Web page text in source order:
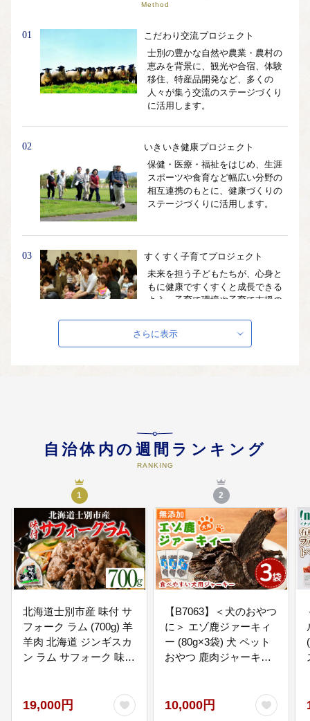
Method
01
こだわり交流プロジェクト
士別の豊かな自然や農業・農村の
恵みを背景に、観光や合宿、体験
移住、特産品開発など、多くの
人々が集う交流のステージづくり
に活用します。
02
いきいき健康プロジェクト
保健・医療・福祉をはじめ、生涯
スポーツや食育など幅広い分野の
相互連携のもとに、健康づくりの
ステージづくりに活用します。
03
すくすく子育てプロジェクト
未来を担う子どもたちが、心身と
もに健康ですくすくと成長できる
よう、子育て環境や子育て支援の
魅力ある農業の確立と活力あふれ
る農村づくり、賑わいのある商業
空間の形成、生産者・事業者・消
費者の相互理解と連携促進など、
はつらつとした産業の育成に活用
します。
寄付者が直接「福島県川内村応援
かえる基金」を指定することはで
きませんが、指定事業なしを選択
された場合は、1から5までのいず
さらに表示
自治体内の週間ランキング
RANKING
1
北海道士別市産 味付 サ
フォーク ラム (700g) 羊
羊肉 北海道 ジンギスカ
ン ラム サフォーク 味付
BBQ 晩御飯 おかず
19,000円
2
【B7063】＜犬のおやつ
に＞ エゾ鹿ジァーキィ
ー (80g×3袋) 犬 ペット
おやつ 鹿肉ジャーキー
ゾ鹿 蝦夷鹿 北海道 士別
市 贈り物 愛犬 プレゼン
10,000円